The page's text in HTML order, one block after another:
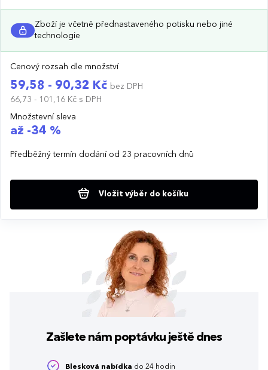
Zboží je včetně přednastaveného potisku nebo jiné
technologie
Cenový rozsah dle množství
59,58 - 90,32 Kč bez DPH
66,73 - 101,16 Kč s DPH
Množstevní sleva
až -34 %
Předběžný termín dodání od 23 pracovních dnů
Vložit výběr do košíku
Zašlete nám poptávku ještě dnes
Blesková nabídka do 24 hodin